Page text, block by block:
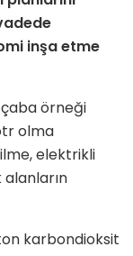
inşa etme
örneği
olma
elektrikli
ton karbondioksit